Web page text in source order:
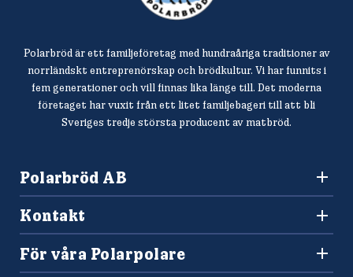
Polarbröd är ett familjeföretag med hundraåriga traditioner av
norrländskt entreprenörskap och brödkultur. Vi har funnits i
fem generationer och vill finnas lika länge till. Det moderna
företaget har vuxit från ett litet familjebageri till att bli
Sveriges tredje största producent av matbröd.
Polarbröd AB
010-450 60 00
info@polarbrod.se
Kontakt
Frågor och svar
För våra Polarpolare